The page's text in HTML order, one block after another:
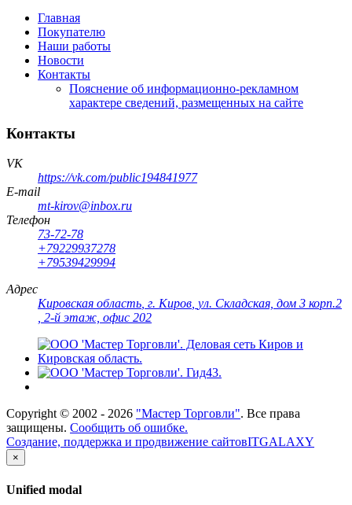
Главная
Покупателю
Наши работы
Новости
Контакты
Пояснение об информационно-рекламном
характере сведений, размещенных на сайте
Контакты
VK
https://vk.com/public194841977
E-mail
mt-kirov@inbox.ru
Телефон
73-72-78
+79229937278
+79539429994
Адрес
Кировская область, г. Киров, ул. Складская, дом 3 корп.2
, 2-й этаж, офис 202
Copyright © 2002 - 2026 "Мастер Торговли". Все права
защищены. Сообщить об ошибке.
Создание, поддержка и продвижение сайтовITGALAXY
×
Unified modal